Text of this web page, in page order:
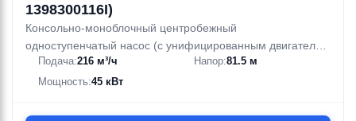
1398300116I)
Консольно-моноблочный центробежный
одноступенчатый насос (с унифицированным двигателем
и жесткой муфтой (EN 733)) из нержавеющей стали AISI
316
Подача:216 м³/ч Напор:81.5 м
Мощность:45 кВт